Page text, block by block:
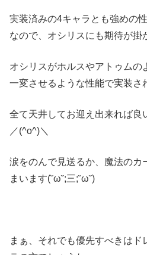
実装済みの4キャラとも強めの
なので、オシリスにも期待が掛
オシリスがホルスやアトゥムの
一変させるような性能で実装さ
全て天井してお迎え出来れば良
／(^o^)＼
涙をのんで見送るか、魔法のカ
まいます(˘ω˘;三;˘ω˘)
まぁ、それでも優先すべきはド